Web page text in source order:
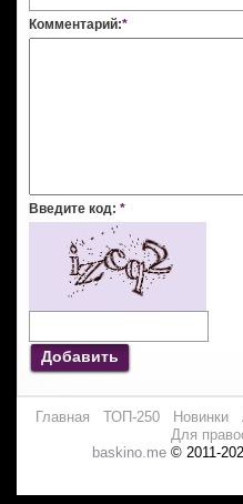
Комментарий:*
Введите код: *
Добавить
Главная ТОП-250 Новинки
Для
baskino.me© 2011-